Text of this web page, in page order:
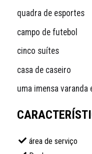
quadra de esportes
campo de futebol
cinco suítes
casa de caseiro
uma imensa varanda
área de serviço